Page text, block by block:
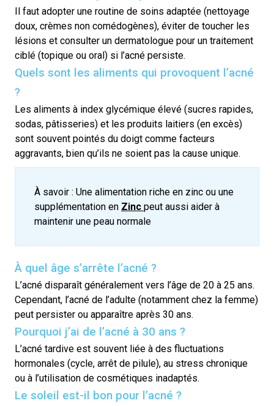
Il faut adopter une routine de soins adaptée (nettoyage
doux, crèmes non comédogènes), éviter de toucher les
lésions et consulter un dermatologue pour un traitement
ciblé (topique ou oral) si l’acné persiste.
Quels sont les aliments qui provoquent l’acné
?
Les aliments à index glycémique élevé (sucres rapides,
sodas, pâtisseries) et les produits laitiers (en excès)
sont souvent pointés du doigt comme facteurs
aggravants, bien qu’ils ne soient pas la cause unique.
À savoir : Une alimentation riche en zinc ou une
supplémentation en Zinc peut aussi aider à
maintenir une peau normale
À quel âge s’arrête l’acné ?
L’acné disparaît généralement vers l’âge de 20 à 25 ans.
Cependant, l’acné de l’adulte (notamment chez la femme)
peut persister ou apparaître après 30 ans.
Pourquoi j’ai de l’acné à 30 ans ?
L’acné tardive est souvent liée à des fluctuations
hormonales (cycle, arrêt de pilule), au stress chronique
ou à l’utilisation de cosmétiques inadaptés.
Le soleil est-il bon pour l’acné ?